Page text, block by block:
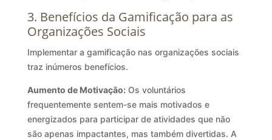
3. Benefícios da Gamificação para as
Organizações Sociais
Implementar a gamificação nas organizações sociais
traz inúmeros benefícios.
Aumento de Motivação:Os voluntários
frequentemente sentem-se mais motivados e
energizados para participar de atividades que não
são apenas impactantes, mas também divertidas. A